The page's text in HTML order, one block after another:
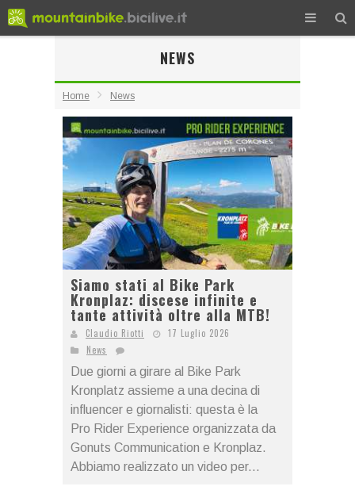
NEWS
Home News
Siamo stati al Bike Park
Kronplaz: discese infinite e
tante attività oltre alla MTB!
Claudio Riotti
17 Luglio 2026
News
Due giorni a girare al Bike Park
Kronplatz assieme a una decina di
influencer e giornalisti: questa è la
Pro Rider Experience organizzata da
Gonuts Communication e Kronplaz.
Abbiamo realizzato un video per...